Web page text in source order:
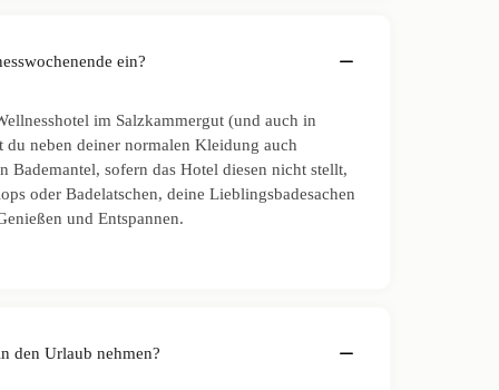
ein?
im Salzkammergut (und auch in
du neben deiner normalen Kleidung auch
Bademantel, sofern das Hotel diesen nicht stellt,
oder Badelatschen, deine Lieblingsbadesachen
und Entspannen.
den Urlaub nehmen?